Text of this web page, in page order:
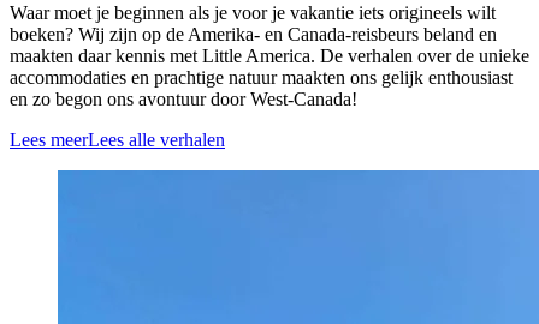
Waar moet je beginnen als je voor je vakantie iets origineels wilt
boeken? Wij zijn op de Amerika- en Canada-reisbeurs beland en
maakten daar kennis met Little America. De verhalen over de unieke
accommodaties en prachtige natuur maakten ons gelijk enthousiast
en zo begon ons avontuur door West-Canada!
Lees meerLees alle verhalen